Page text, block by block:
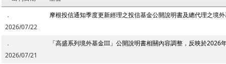
．
2026/07/22
摩根投信通知季度更新經理之投信基金公開說明書及總代理之境
．
2026/07/21
「高盛系列境外基金III」公開說明書相關內容調整，反映於2026